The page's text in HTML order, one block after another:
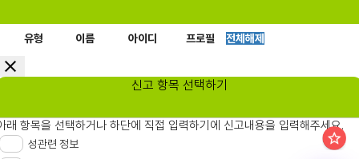
유형 이름 아이디 프로필 전체해제
신고 항목 선택하기
래 항목을 선택하거나 하단에 직접 입력하기에 신고내용을 입력해주세요.
성관련 정보